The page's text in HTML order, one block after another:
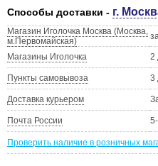
Способы доставки - г.
Магазин Иголочка Москва (Москва,
м.Первомайская)
Магазины Иголочка 2
Пункты самовывоза 3
Доставка курьером
Почта России
Проверить наличие в розничных